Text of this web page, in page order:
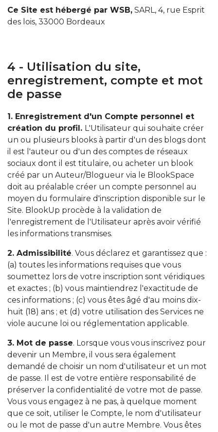
Ce Site est hébergé par WSB, SARL, 4, rue Esprit
des lois, 33000 Bordeaux
4 - Utilisation du site,
enregistrement, compte et mot
de passe
1. Enregistrement d'un Compte personnel et
création du profil. L'Utilisateur qui souhaite créer
un ou plusieurs blooks à partir d'un des blogs dont
il est l'auteur ou d'un des comptes de réseaux
sociaux dont il est titulaire, ou acheter un blook
créé par un Auteur/Blogueur via le BlookSpace
doit au préalable créer un compte personnel au
moyen du formulaire d'inscription disponible sur le
Site. BlookUp procède à la validation de
l'enregistrement de l'Utilisateur après avoir vérifié
les informations transmises.
2. Admissibilité. Vous déclarez et garantissez que :
(a) toutes les informations requises que vous
soumettez lors de votre inscription sont véridiques
et exactes ; (b) vous maintiendrez l'exactitude de
ces informations ; (c) vous êtes âgé d'au moins dix-
huit (18) ans ; et (d) votre utilisation des Services ne
viole aucune loi ou réglementation applicable.
3. Mot de passe. Lorsque vous vous inscrivez pour
devenir un Membre, il vous sera également
demandé de choisir un nom d'utilisateur et un mot
de passe. Il est de votre entière responsabilité de
préserver la confidentialité de votre mot de passe.
Vous vous engagez à ne pas, à quelque moment
que ce soit, utiliser le Compte, le nom d'utilisateur
ou le mot de passe d'un autre Membre. Vous êtes